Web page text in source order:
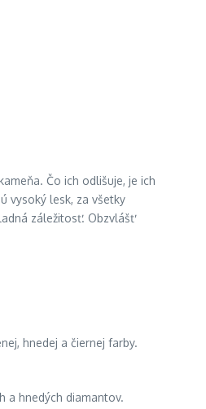
Čo ich odlišuje, je ich
vysoký lesk, za všetky
záležitosť. Obzvlášť
hnedej a čiernej farby.
a hnedých diamantov.